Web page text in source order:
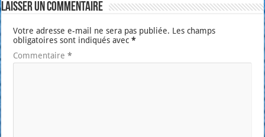
Laisser un commentaire
Votre adresse e-mail ne sera pas publiée. Les champs
obligatoires sont indiqués avec*
Commentaire*